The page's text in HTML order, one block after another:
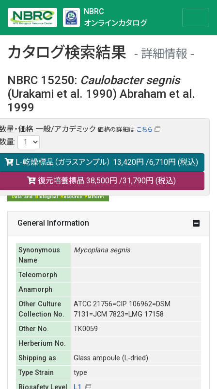
NBRC
オンラインカタログ
カタログ検索結果
詳細情報
NBRC 15250: Caulobacter segnis
(Urakami et al. 1990) Abraham et al.
1999
NBRC 15250の情報や関連データは以下のバナー(DBRP)か
らご覧ください。
日本語での検索も可能です。
量・価格 一般/アカデミック 価格の詳細は こちら
量:
L-乾燥標品（ガラスアンプル） 13,420円 /6,710円 (税込)
復元培養標品 38,500円 /31,790円 (税込)
General Information
Synonymous
Name
Mycoplana segnis
Teleomorph
Anamorph
Other Culture
Collection No.
ATCC 21756=CIP 106962=DSM
7131=JCM 7823=LMG 17158
Other No.
TK0059
Herberium No.
Shipping as
Glass ampoule (L-dried)
Type Strain
type
Biosafety Level
L1